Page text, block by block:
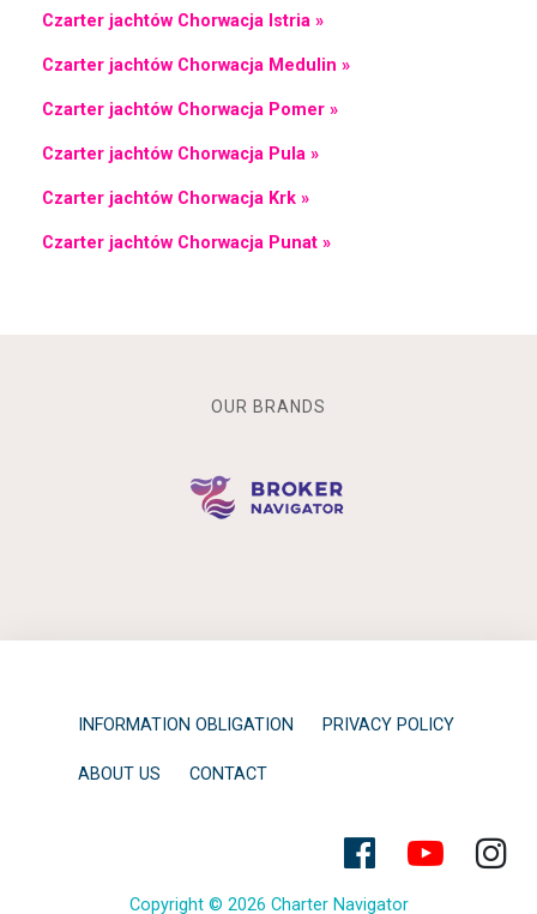
Czarter jachtów Chorwacja Istria »
Czarter jachtów Chorwacja Medulin »
Czarter jachtów Chorwacja Pomer »
Czarter jachtów Chorwacja Pula »
Czarter jachtów Chorwacja Krk »
Czarter jachtów Chorwacja Punat »
OUR BRANDS
INFORMATION OBLIGATION PRIVACY POLICY
ABOUT US CONTACT
Copyright © 2026 Charter Navigator